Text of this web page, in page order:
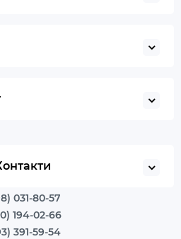
031-80-57
194-02-66
391-59-54